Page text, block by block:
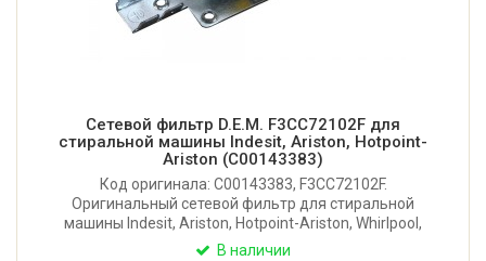
Сетевой фильтр D.E.M. F3CC72102F для
стиральной машины Indesit, Ariston, Hotpoint-
Ariston (C00143383)
Код оригинала: C00143383, F3CC72102F.
Оригинальный сетевой фильтр для стиральной
машины Indesit, Ariston, Hotpoint-Ariston, Whirlpool,
Beko. Производитель: D.E.M. (Хорватия).
В наличии